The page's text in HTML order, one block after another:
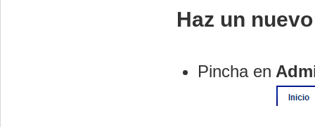
Haz un
Pincha en